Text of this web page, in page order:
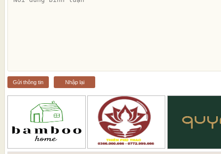
Gửi thông tin Nhập lại